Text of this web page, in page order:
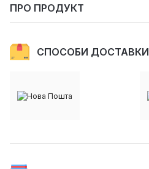
ПРО ПРОДУКТ
СПОСОБИ ДОСТАВКИ